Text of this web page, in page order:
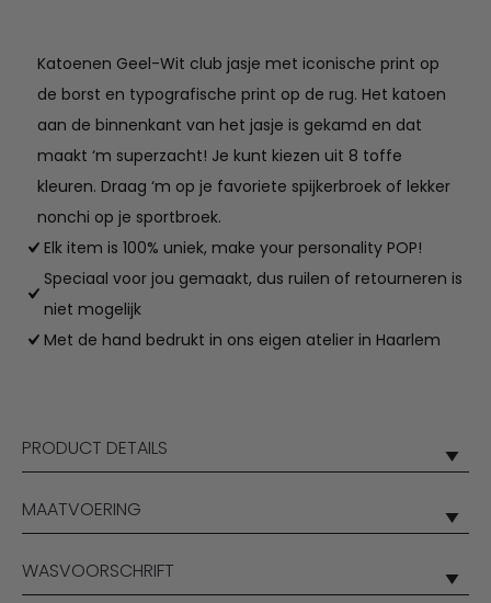
Katoenen Geel-Wit club jasje met iconische print op
de borst en typografische print op de rug. Het katoen
aan de binnenkant van het jasje is gekamd en dat
maakt ‘m superzacht! Je kunt kiezen uit 8 toffe
kleuren. Draag ‘m op je favoriete spijkerbroek of lekker
nonchi op je sportbroek.
Elk item is 100% uniek, make your personality POP!
Speciaal voor jou gemaakt, dus ruilen of retourneren is
niet mogelijk
Met de hand bedrukt in ons eigen atelier in Haarlem
PRODUCT DETAILS
MAATVOERING
WASVOORSCHRIFT